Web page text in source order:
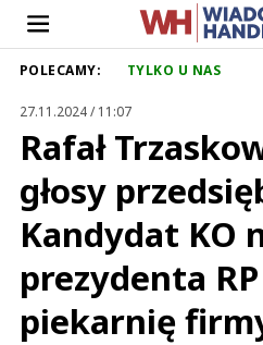
POLECAMY: TYLKO U NAS
27.11.2024 / 11:07
Rafał
głosy
Kandydat KO
prezydenta
piekarnię